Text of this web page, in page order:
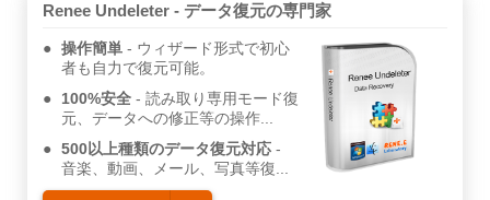
Renee Undeleter - データ復元の専門家
操作簡単
ウィザード形式で初心
者も自力で復元可能。
100%安全
読み取り専用モード復
元、データへの修正等の操作...
500以上種類のデータ復元対応
音楽、動画、メール、写真等復...